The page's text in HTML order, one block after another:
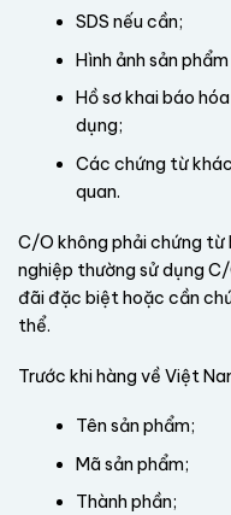
SDS nếu cần;
Hình ảnh sản
Hồ sơ khai báo
dụng;
Các chứng từ
quan.
C/O không phải chứng từ
nghiệp thường sử dụng
đãi đặc biệt hoặc cần
thể.
Trước khi hàng về Việt
Tên sản phẩm;
Mã sản phẩm;
Thành phần;